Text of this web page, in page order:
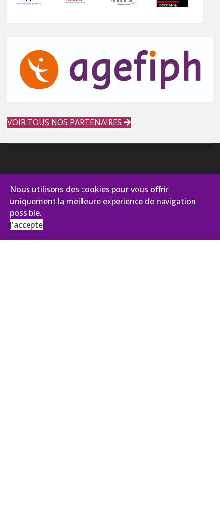
VOIR TOUS NOS PARTENAIRES
Nous utilisons des cookies pour vous offrir
uniquement la meilleure experience de navigation
possible.
J'accepte